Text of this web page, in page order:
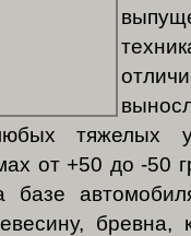
тяжелых
от +50 до -50
базе
бревна,